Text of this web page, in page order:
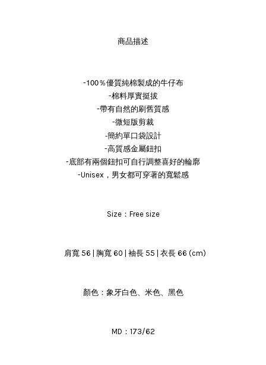
商品描述
-100％優質純棉製成的牛仔布
-棉料厚實挺拔
-帶有自然的刷舊質感
-微短版剪裁
-簡約單口袋設計
-高質感金屬鈕扣
-底部有兩個鈕扣可自行調整喜好的輪廓
-Unisex，男女都可穿著的寬鬆感
Size：Free size
肩寬 56 | 胸寬 60 | 袖長 55 | 衣長 66 (cm)
顏色：象牙白色、米色、黑色
MD：173/62